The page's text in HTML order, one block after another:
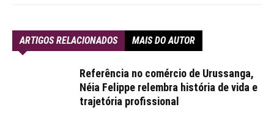
ARTIGOS RELACIONADOS MAIS DO AUTOR
Referência no comércio de Urussanga,
Néia Felippe relembra história de vida e
trajetória profissional